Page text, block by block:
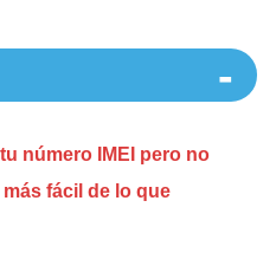
número IMEI pero no
fácil de lo que